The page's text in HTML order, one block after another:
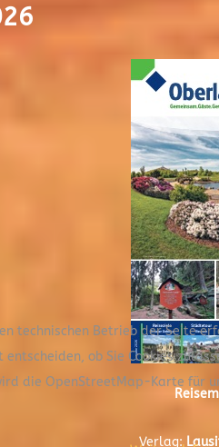
Verlag:
technischen Betrieb der Seite
ob Sie Cookies
die OpenStreetMap-Karte für